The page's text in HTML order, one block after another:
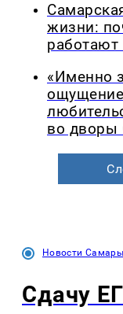
жизни:
работают
«Именно
ощущение
во дворы
Новости Самары
Сдачу